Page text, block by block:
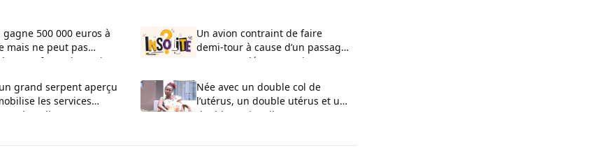
500 000 euros à
mais ne peut pas
l’argent faute de papiers
Un avion contraint de faire
demi-tour à cause d’un passager
ayant appelé son enceinte
grand serpent aperçu
les services
et la police
Née avec un double col de
l’utérus, un double utérus et un
double vagin, elle raconte son